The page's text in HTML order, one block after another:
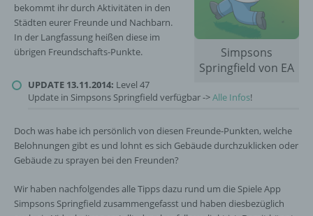
Simpsons
Springfield von EA
bekommt ihr durch Aktivitäten in den
Städten eurer Freunde und Nachbarn.
In der Langfassung heißen diese im
übrigen Freundschafts-Punkte.
UPDATE 13.11.2014: Level 47
Update in Simpsons Springfield verfügbar ->Alle Infos!
Doch was habe ich persönlich von diesen Freunde-Punkten, welche
Belohnungen gibt es und lohnt es sich Gebäude durchzuklicken oder
Gebäude zu sprayen bei den Freunden?
Wir haben nachfolgendes alle Tipps dazu rund um die Spiele App
Simpsons Springfield zusammengefasst und haben diesbezüglich